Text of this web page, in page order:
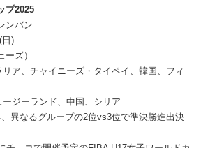
プ2025
ンバン
日)
ズ）
リア、チャイニーズ・タイペイ、韓国、フィ
ージーランド、中国、シリア
異なるグループの2位vs3位で準決勝進出決